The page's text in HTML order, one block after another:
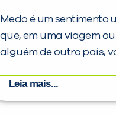
Medo é um sentimento
que, em uma viagem
alguém de outro país,
Leia mais...
PEÇA UMA